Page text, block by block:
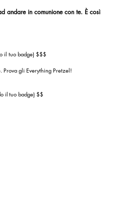
andare in comunione con te. È così
il tuo badge) $$$
Prova gli Everything Pretzel!
il tuo badge) $$